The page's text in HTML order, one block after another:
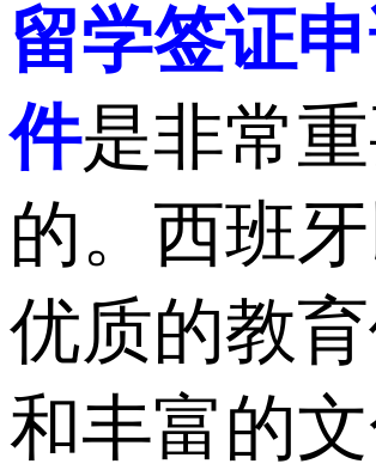
留学签证
件是非常
的。西班
优质的教
和丰富的